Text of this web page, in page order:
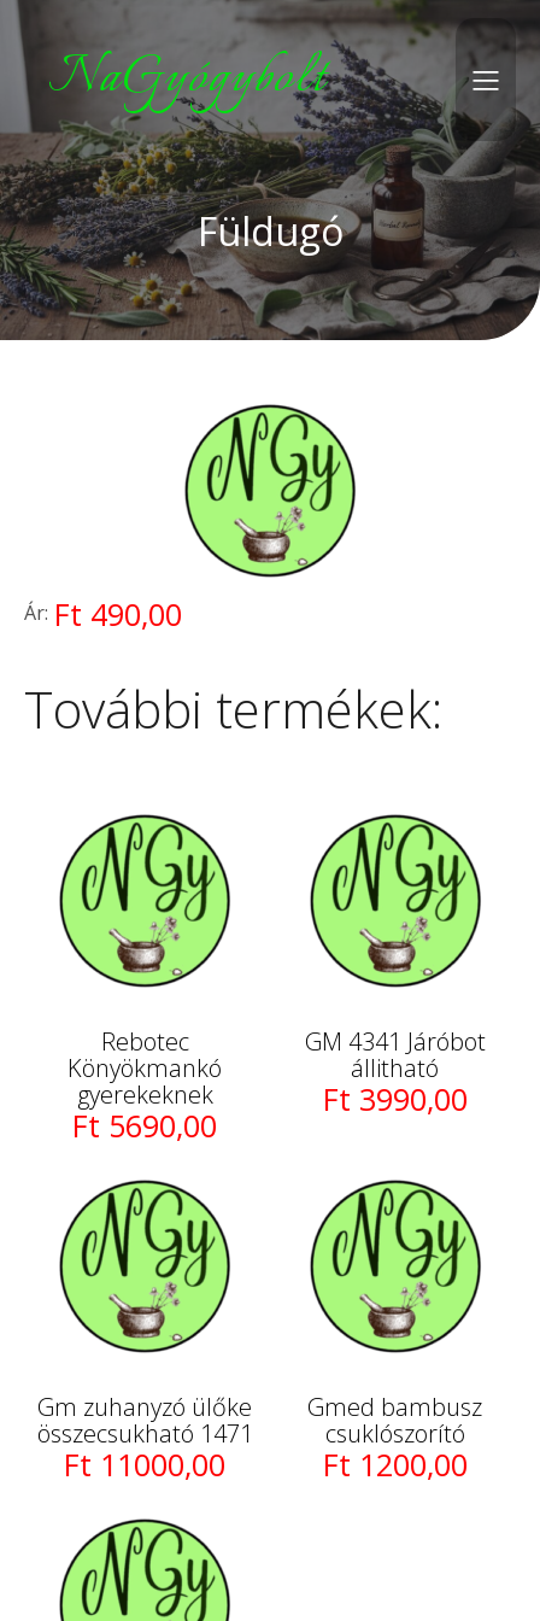
NaGyógybolt
Füldugó
Ár: Ft 490,00
További termékek:
Rebotec
Könyökmankó
gyerekeknek
Ft 5690,00
GM 4341 Járóbot
állitható
Ft 3990,00
Gm zuhanyzó ülőke
összecsukható 1471
Ft 11000,00
Gmed bambusz
csuklószorító
Ft 1200,00